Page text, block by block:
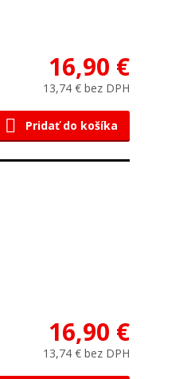
16,90 €
13,74 € bez DPH
Pridať do košíka
16,90 €
13,74 € bez DPH